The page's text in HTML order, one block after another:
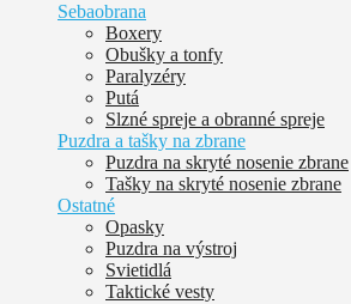
Sebaobrana
Boxery
Obušky a tonfy
Paralyzéry
Putá
Slzné spreje a obranné spreje
Puzdra a tašky na zbrane
Puzdra na skryté nosenie zbrane
Tašky na skryté nosenie zbrane
Ostatné
Opasky
Puzdra na výstroj
Svietidlá
Taktické vesty